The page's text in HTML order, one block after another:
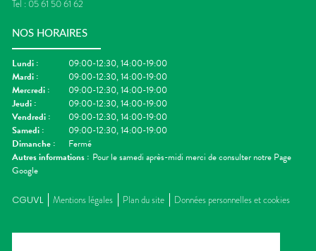
Tel : 05 61 50 61 62
NOS HORAIRES
Lundi :
09:00-12:30, 14:00-19:00
Mardi :
09:00-12:30, 14:00-19:00
Mercredi :
09:00-12:30, 14:00-19:00
Jeudi :
09:00-12:30, 14:00-19:00
Vendredi :
09:00-12:30, 14:00-19:00
Samedi :
09:00-12:30, 14:00-19:00
Dimanche :
Fermé
Autres informations : Pour le samedi après-midi merci de consulter notre Page
Google
CGUVL Mentions légales Plan du site Données personnelles et cookies